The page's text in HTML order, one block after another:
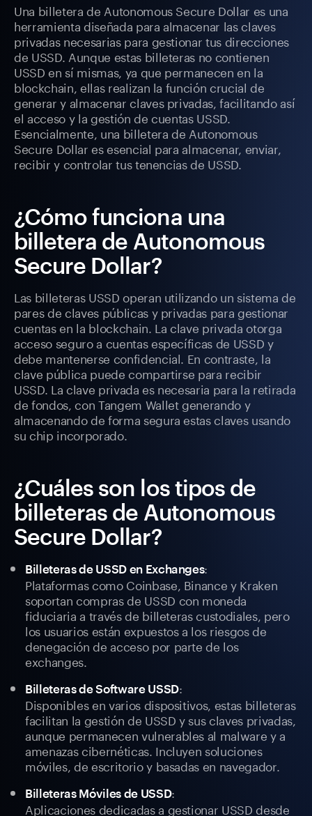
Una billetera de Autonomous Secure Dollar es una
herramienta diseñada para almacenar las claves
privadas necesarias para gestionar tus direcciones
de USSD. Aunque estas billeteras no contienen
USSD en sí mismas, ya que permanecen en la
blockchain, ellas realizan la función crucial de
generar y almacenar claves privadas, facilitando así
el acceso y la gestión de cuentas USSD.
Esencialmente, una billetera de Autonomous
Secure Dollar es esencial para almacenar, enviar,
recibir y controlar tus tenencias de USSD.
¿Cómo funciona una
billetera de Autonomous
Secure Dollar?
Las billeteras USSD operan utilizando un sistema de
pares de claves públicas y privadas para gestionar
cuentas en la blockchain. La clave privada otorga
acceso seguro a cuentas específicas de USSD y
debe mantenerse confidencial. En contraste, la
clave pública puede compartirse para recibir
USSD. La clave privada es necesaria para la retirada
de fondos, con Tangem Wallet generando y
almacenando de forma segura estas claves usando
su chip incorporado.
¿Cuáles son los tipos de
billeteras de Autonomous
Secure Dollar?
Billeteras de USSD en Exchanges:
Plataformas como Coinbase, Binance y Kraken
soportan compras de USSD con moneda
fiduciaria a través de billeteras custodiales, pero
los usuarios están expuestos a los riesgos de
denegación de acceso por parte de los
exchanges.
Billeteras de Software USSD:
Disponibles en varios dispositivos, estas billeteras
facilitan la gestión de USSD y sus claves privadas,
aunque permanecen vulnerables al malware y a
amenazas cibernéticas. Incluyen soluciones
móviles, de escritorio y basadas en navegador.
Billeteras Móviles de USSD:
Aplicaciones dedicadas a gestionar USSD desde